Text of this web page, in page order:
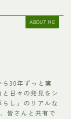
ABOUT ME
30年ずっと実
日々の発見をシ
し」のリアルな
皆さんと共有で